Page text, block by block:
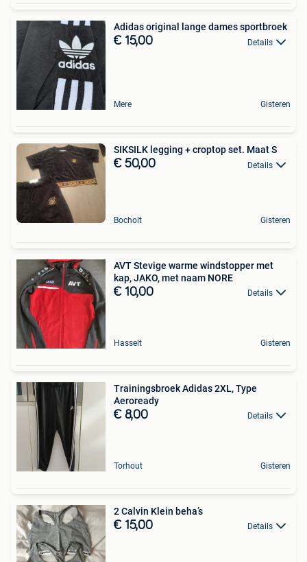
Adidas original lange dames sportbroek
€ 15,00 Details
Mere Gisteren
SIKSILK legging + croptop set. Maat S
€ 50,00 Details
Bocholt Gisteren
AVT Stevige warme windstopper met
kap, JAKO, met naam NORE
€ 10,00 Details
Hasselt Gisteren
Trainingsbroek Adidas 2XL, Type
Aeroready
€ 8,00 Details
Torhout Gisteren
2 Calvin Klein beha’s
€ 15,00 Details